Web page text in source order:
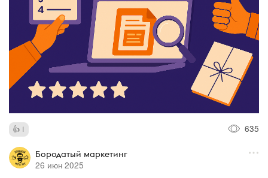
1 635
Бородатый маркетинг
26 июн 2025